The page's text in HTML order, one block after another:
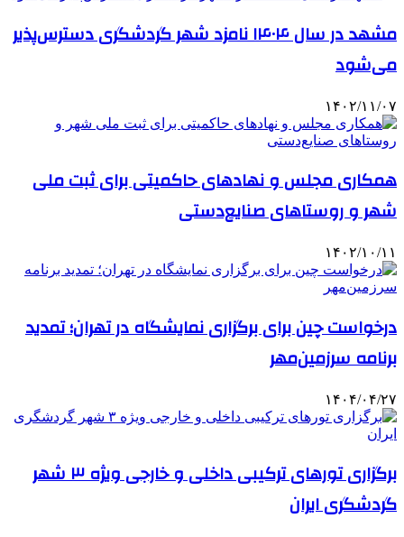
مشهد در سال ۱۴۰۴ نامزد شهر گردشگری دسترس‌پذیر
می‌شود
۱۴۰۲/۱۱/۰۷
همکاری مجلس و نهادهای حاکمیتی برای ثبت ملی
شهر و روستاهای صنایع‌دستی
۱۴۰۲/۱۰/۱۱
درخواست چین برای برگزاری نمایشگاه در تهران؛ تمدید
برنامه سرزمین‌مهر
۱۴۰۴/۰۴/۲۷
برگزاری تورهای ترکیبی داخلی و خارجی ویژه ۳ شهر
گردشگری ایران